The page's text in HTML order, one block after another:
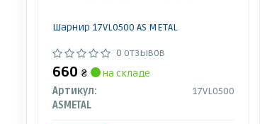
Шарнир 17VL0500 AS METAL
0 отзывов
660 ₴
на складе
Артикул:
17VL0500
ASMETAL